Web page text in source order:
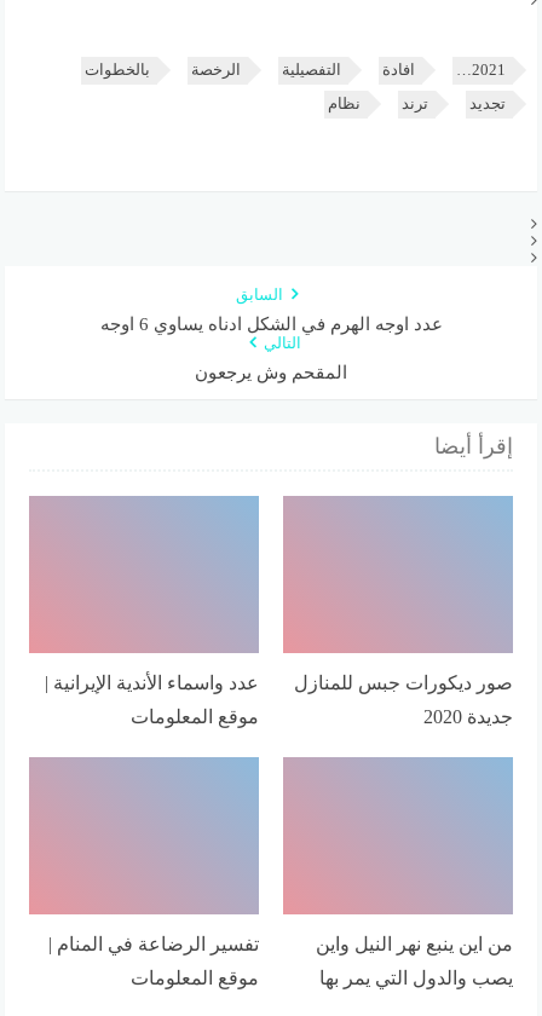
2021… افادة التفصيلية الرخصة بالخطوات
تجديد ترند نظام
السابق
عدد اوجه الهرم في الشكل ادناه يساوي 6 اوجه
التالي
المقحم وش يرجعون
إقرأ أيضا
صور ديكورات جبس للمنازل
جديدة 2020
عدد واسماء الأندية الإيرانية |
موقع المعلومات
من اين ينبع نهر النيل واين
يصب والدول التي يمر بها
تفسير الرضاعة في المنام |
موقع المعلومات